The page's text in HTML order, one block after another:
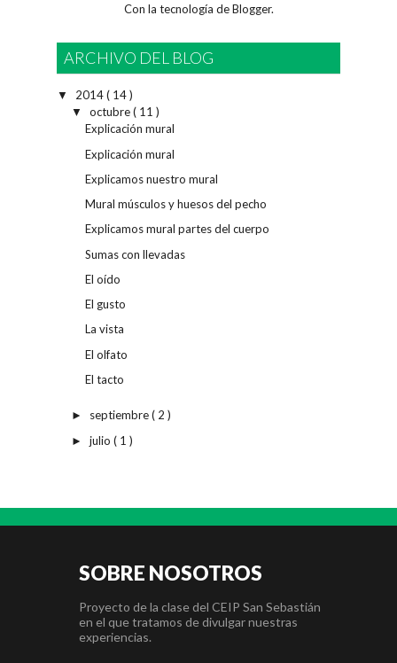
Con la tecnología deBlogger.
ARCHIVO DEL BLOG
▼ 2014( 14 )
▼ octubre( 11 )
Explicación mural
Explicación mural
Explicamos nuestro mural
Mural músculos y huesos del pecho
Explicamos mural partes del cuerpo
Sumas con llevadas
El oído
El gusto
La vista
El olfato
El tacto
► septiembre( 2 )
► julio ( 1 )
SOBRE NOSOTROS
Proyecto de la clase del CEIP San Sebastián
en el que tratamos de divulgar nuestras
experiencias.